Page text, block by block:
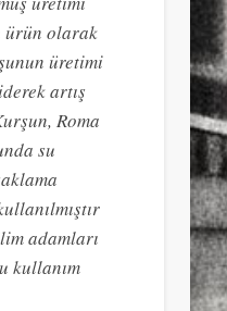
ürün olarak
üretimi
artış
Roma
su
adamları
kullanım